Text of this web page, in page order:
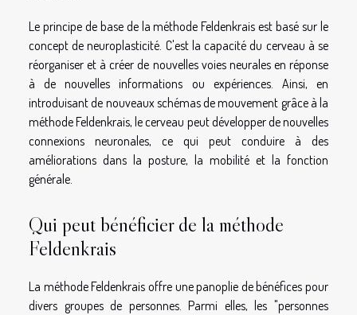
Le principe de base de la méthode Feldenkrais est basé sur le
concept de neuroplasticité. C'est la capacité du cerveau à se
réorganiser et à créer de nouvelles voies neurales en réponse
à de nouvelles informations ou expériences. Ainsi, en
introduisant de nouveaux schémas de mouvement grâce à la
méthode Feldenkrais, le cerveau peut développer de nouvelles
connexions neuronales, ce qui peut conduire à des
améliorations dans la posture, la mobilité et la fonction
générale.
Qui peut bénéficier de la méthode
Feldenkrais
La méthode Feldenkrais offre une panoplie de bénéfices pour
divers groupes de personnes. Parmi elles, les "personnes